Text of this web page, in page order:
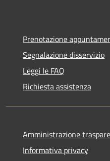
Prenotazione
Segnalazione disservizio
Leggi le FAQ
Richiesta assistenza
Amministrazione
Informativa privacy